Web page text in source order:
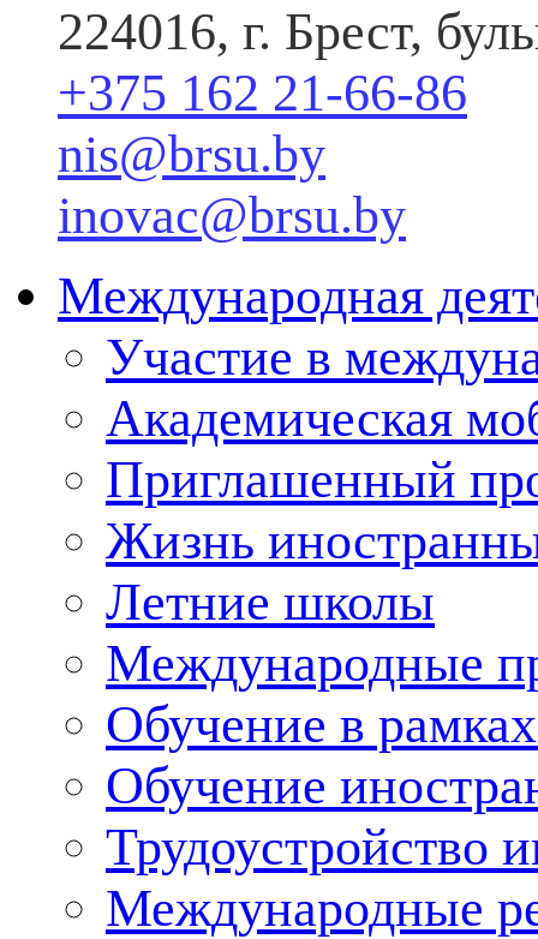
224016, г. Брест,
+375 162 21-66-86
nis@brsu.by
inovac@brsu.by
Международная
Участие в
Академическая
Приглашенный
Жизнь
Летние школы
Международные
Обучение в
Обучение
Трудоустройство
Международные